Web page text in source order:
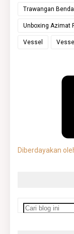
Trawangan Benda
Unboxing Azimat
Vessel
Diberdayakan